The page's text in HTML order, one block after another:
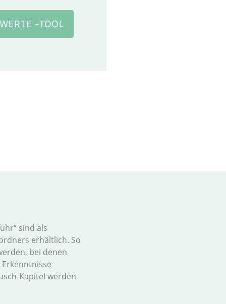
-TOOL
sind als
erhältlich. So
bei denen
Kapitel werden